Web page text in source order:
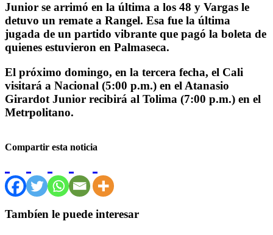
Junior se arrimó en la última a los 48 y Vargas le
detuvo un remate a Rangel. Esa fue la última
jugada de un partido vibrante que pagó la boleta de
quienes estuvieron en Palmaseca.
El próximo domingo, en la tercera fecha, el Cali
visitará a Nacional (5:00 p.m.) en el Atanasio
Girardot Junior recibirá al Tolima (7:00 p.m.) en el
Metrpolitano.
Compartir esta noticia
Tambíen le puede interesar